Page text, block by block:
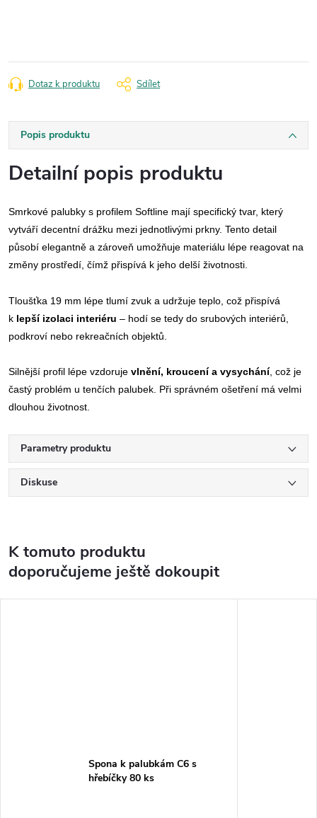
Dotaz k produktu Sdílet
Popis produktu
Detailní popis produktu
Smrkové palubky s profilem Softline mají specifický tvar, který
vytváří decentní drážku mezi jednotlivými prkny. Tento detail
působí elegantně a zároveň umožňuje materiálu lépe reagovat na
změny prostředí, čímž přispívá k jeho delší životnosti.
Tloušťka 19 mm lépe tlumí zvuk a udržuje teplo, což přispívá
k lepší izolaci interiéru – hodí se tedy do srubových interiérů,
podkroví nebo rekreačních objektů.
Silnější profil lépe vzdoruje vlnění, kroucení a vysychání, což je
častý problém u tenčích palubek. Při správném ošetření má velmi
dlouhou životnost.
Parametry produktu
Diskuse
K tomuto produktu
doporučujeme ještě dokoupit
Spona k palubkám C6 s
hřebíčky 80 ks